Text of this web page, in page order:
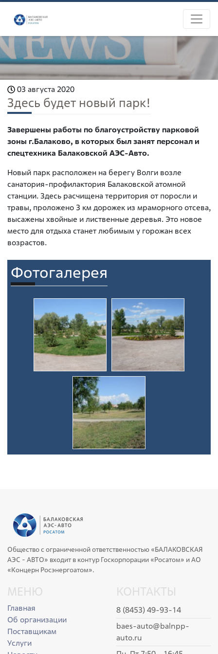
03 августа 2020
Здесь будет новый парк!
Завершены работы по благоустройству парковой
зоны г.Балаково, в которых был занят персонал и
спецтехника Балаковской АЭС-Авто.
Новый парк расположен на берегу Волги возле
санатория-профилактория Балаковской атомной
станции. Здесь расчищена территория от поросли и
травы, проложено 3 км дорожек из мраморного отсева,
высажены хвойные и лиственные деревья. Это новое
место для отдыха станет любимым у горожан всех
возрастов.
Фотогалерея
Общество с ограниченной ответственностью «БАЛАКОВСКАЯ
АЭС - АВТО» входит в контур Госкорпорации «Росатом» и АО
«Концерн Росэнергоатом».
МЕНЮ
Главная
Об организации
Поставщикам
Услуги
КОНТАКТЫ
8 (8453) 49-93-14
baes-auto@balnpp-
auto.ru